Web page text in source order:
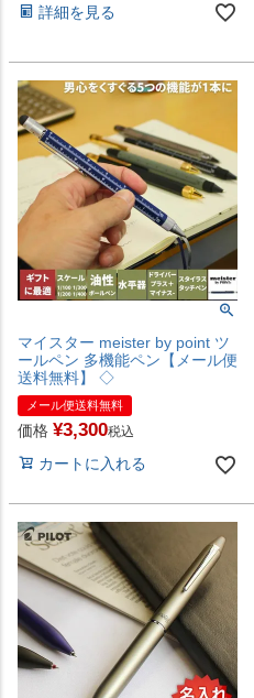
詳細を見る
マイスター meister by point ツ
ールペン 多機能ペン【メール便
送料無料】 ◇
メール便送料無料
価格 ¥3,300税込
カートに入れる